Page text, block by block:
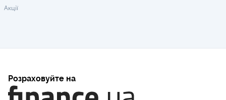
Акції
Розраховуйте на